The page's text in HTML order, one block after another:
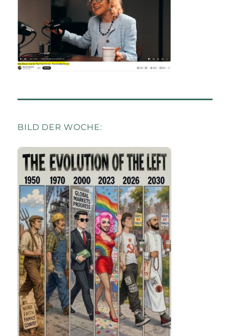
BILD DER WOCHE: